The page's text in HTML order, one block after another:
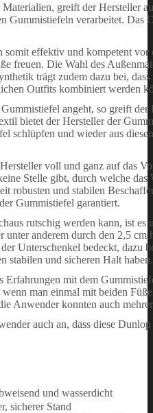
greift der Hersteller
Gummistiefeln verarbeitet.
effektiv und kompetent
freuen. Die Wahl des
trägt zudem dazu bei,
Outfits kombiniert werden
angeht, so greift
bietet der Hersteller der
schlüpfen und wieder aus
voll und ganz auf das
Stelle gibt, durch welche
robusten und stabilen
Gummistiefel garantiert.
rutschig werden kann, ist
unter anderem durch den 2,5
Unterschenkel bedeckt, dazu
stabilen und sicheren Halt haben.
mit dem
man einmal mit beiden
Anwender konnten auch
auch an, dass diese
und wasserdicht
sicherer Stand